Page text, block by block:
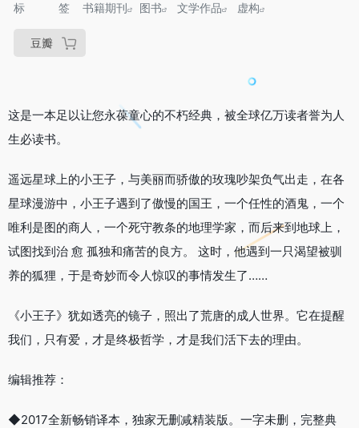
标签
书籍期刊 图书 文学作品 虚构
豆瓣
这是一本足以让您永葆童心的不朽经典，被全球亿万读者誉为人
生必读书。
遥远星球上的小王子，与美丽而骄傲的玫瑰吵架负气出走，在各
星球漫游中，小王子遇到了傲慢的国王，一个任性的酒鬼，一个
唯利是图的商人，一个死守教条的地理学家，而后来到地球上，
试图找到治 愈 孤独和痛苦的良方。 这时，他遇到一只渴望被驯
养的狐狸，于是奇妙而令人惊叹的事情发生了……
《小王子》犹如透亮的镜子，照出了荒唐的成人世界。它在提醒
我们，只有爱，才是终极哲学，才是我们活下去的理由。
编辑推荐：
◆2017全新畅销译本，独家无删减精装版。一字未删，完整典